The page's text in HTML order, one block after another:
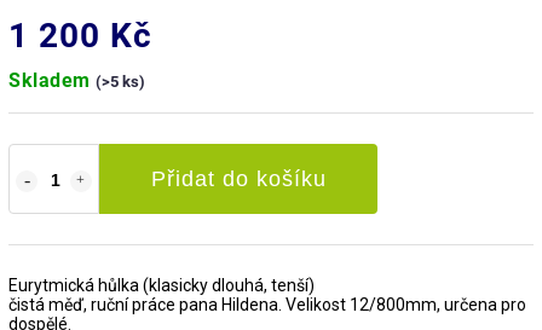
1 200 Kč
Skladem (>5 ks)
Přidat do košíku
Eurytmická hůlka (klasicky dlouhá, tenší)
čistá měď, ruční práce pana Hildena. Velikost 12/800mm, určena pro
dospělé.